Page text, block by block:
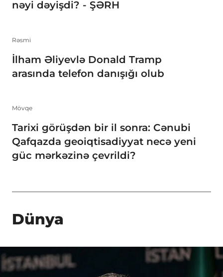
nəyi dəyişdi? - ŞƏRH
Rəsmi
İlham Əliyevlə Donald Tramp
arasında telefon danışığı olub
Mövqe
Tarixi görüşdən bir il sonra: Cənubi
Qafqazda geoiqtisadiyyat necə yeni
güc mərkəzinə çevrildi?
Dünya